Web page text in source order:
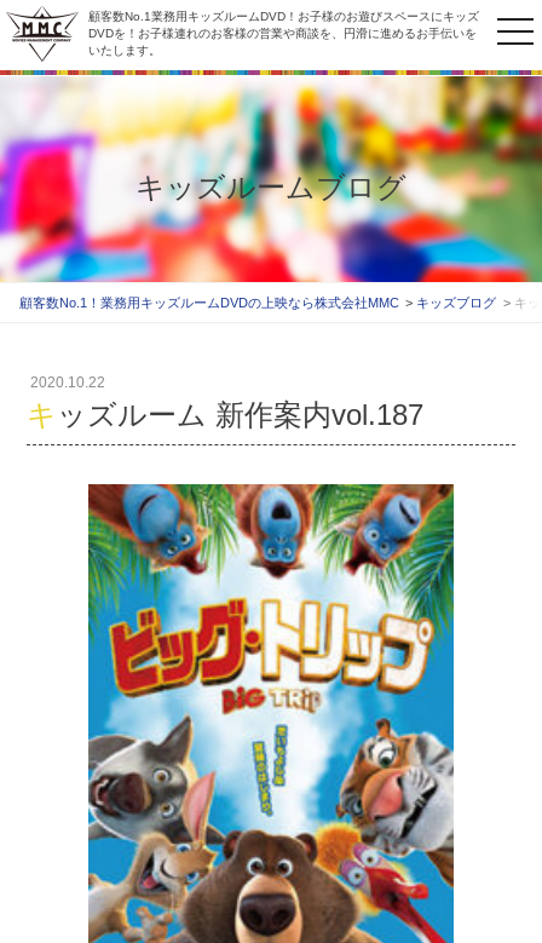
顧客数No.1業務用キッズルームDVD！お子様のお遊びスペースにキッズ
DVDを！お子様連れのお客様の営業や商談を、円滑に進めるお手伝いを
いたします。
キッズルームブログ
顧客数No.1！業務用キッズルームDVDの上映なら株式会社MMC キッズブログ キ
2020.10.22
キッズルーム 新作案内vol.187